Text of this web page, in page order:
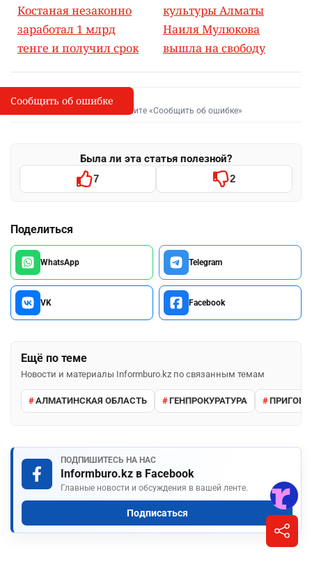
Костаная незаконно
заработал 1 млрд
тенге и получил срок
культуры Алматы
Наиля Мулюкова
вышла на свободу
I
Сообщить об опечатке
Выделите фрагмент и нажмите «Сообщить об ошибке»
Была ли эта статья полезной?
7 2
Поделиться
WhatsApp Telegram
VK Facebook
Ещё по теме
Новости и материалы Informburo.kz по связанным темам
АЛМАТИНСКАЯ ОБЛАСТЬ ГЕНПРОКУРАТУРА
ПОДПИШИТЕСЬ НА НАС
Informburo.kz в Facebook
Главные новости и обсуждения в вашей ленте.
Подписаться
Сообщить об ошибке